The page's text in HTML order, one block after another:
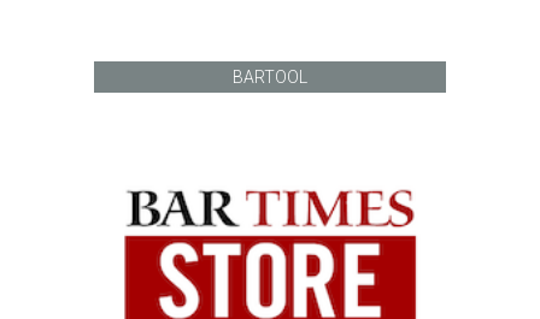
BARTOOL